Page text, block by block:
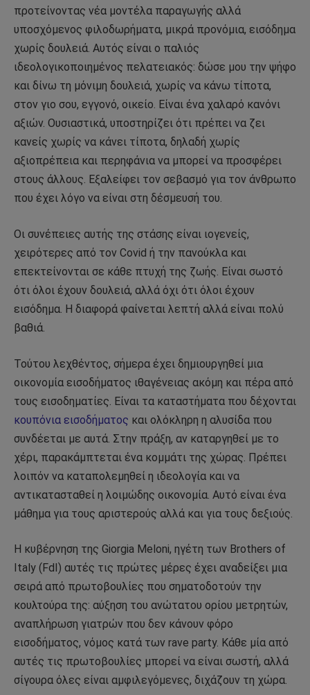
προτείνοντας νέα μοντέλα παραγωγής αλλά
υποσχόμενος φιλοδωρήματα, μικρά προνόμια, εισόδημα
χωρίς δουλειά. Αυτός είναι ο παλιός
ιδεολογικοποιημένος πελατειακός: δώσε μου την ψήφο
και δίνω τη μόνιμη δουλειά, χωρίς να κάνω τίποτα,
στον γιο σου, εγγονό, οικείο. Είναι ένα χαλαρό κανόνι
αξιών. Ουσιαστικά, υποστηρίζει ότι πρέπει να ζει
κανείς χωρίς να κάνει τίποτα, δηλαδή χωρίς
αξιοπρέπεια και περηφάνια να μπορεί να προσφέρει
στους άλλους. Εξαλείφει τον σεβασμό για τον άνθρωπο
που έχει λόγο να είναι στη δέσμευσή του.
Οι συνέπειες αυτής της στάσης είναι ιογενείς,
χειρότερες από τον Covid ή την πανούκλα και
επεκτείνονται σε κάθε πτυχή της ζωής. Είναι σωστό
ότι όλοι έχουν δουλειά, αλλά όχι ότι όλοι έχουν
εισόδημα. Η διαφορά φαίνεται λεπτή αλλά είναι πολύ
βαθιά.
Τούτου λεχθέντος, σήμερα έχει δημιουργηθεί μια
οικονομία εισοδήματος ιθαγένειας ακόμη και πέρα ​​από
τους εισοδηματίες. Είναι τα καταστήματα που δέχονται
κουπόνια εισοδήματος και ολόκληρη η αλυσίδα που
συνδέεται με αυτά. Στην πράξη, αν καταργηθεί με το
χέρι, παρακάμπτεται ένα κομμάτι της χώρας. Πρέπει
λοιπόν να καταπολεμηθεί η ιδεολογία και να
αντικατασταθεί η λοιμώδης οικονομία. Αυτό είναι ένα
μάθημα για τους αριστερούς αλλά και για τους δεξιούς.
Η κυβέρνηση της Giorgia Meloni, ηγέτη των Brothers of
Italy (FdI) αυτές τις πρώτες μέρες έχει αναδείξει μια
σειρά από πρωτοβουλίες που σηματοδοτούν την
κουλτούρα της: αύξηση του ανώτατου ορίου μετρητών,
αναπλήρωση γιατρών που δεν κάνουν φόρο
εισοδήματος, νόμος κατά των rave party. Κάθε μία από
αυτές τις πρωτοβουλίες μπορεί να είναι σωστή, αλλά
σίγουρα όλες είναι αμφιλεγόμενες, διχάζουν τη χώρα.